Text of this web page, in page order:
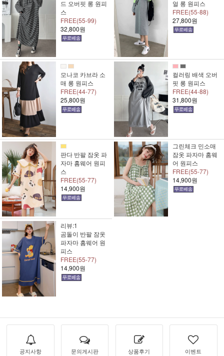
드 오버핏 롱 원피
스
FREE(55-99)
32,800원
얼 롱 원피스
FREE(55-88)
27,800원
모나코 카브라 소
매 롱 원피스
FREE(44-77)
25,800원
컬러링 배색 오버
핏 롱 원피스
FREE(44-88)
31,800원
판다 반팔 잠옷 파
자마 홈웨어 원피
스
FREE(55-77)
14,900원
그린체크 민소매
잠옷 파자마 홈웨
어 원피스
FREE(55-77)
14,900원
리뷰:1
곰돌이 반팔 잠옷
파자마 홈웨어 원
피스
FREE(55-77)
14,900원
공지사항 문의게시판 상품후기 이벤트